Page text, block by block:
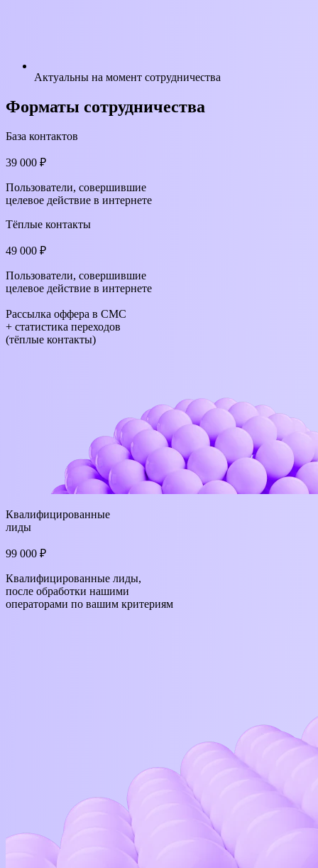
Актуальны на момент сотрудничества
Форматы сотрудничества
База контактов
39 000 ₽
Пользователи, совершившие
целевое действие в интернете
Тёплые контакты
49 000 ₽
Пользователи, совершившие
целевое действие в интернете
Рассылка оффера в СМС
+ статистика переходов
(тёплые контакты)
Квалифицированные
лиды
99 000 ₽
Квалифицированные лиды,
после обработки нашими
операторами по вашим критериям